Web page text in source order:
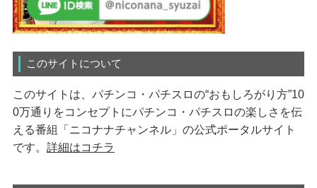
このサイトについて
このサイトは、パチンコ・パチスロの“おもしろがり方”10
0万通りをコンセプトにパチンコ・パチスロの楽しさを伝
える番組「ニコナナチャンネル」の公式ポータルサイト
です。 詳細はコチラ